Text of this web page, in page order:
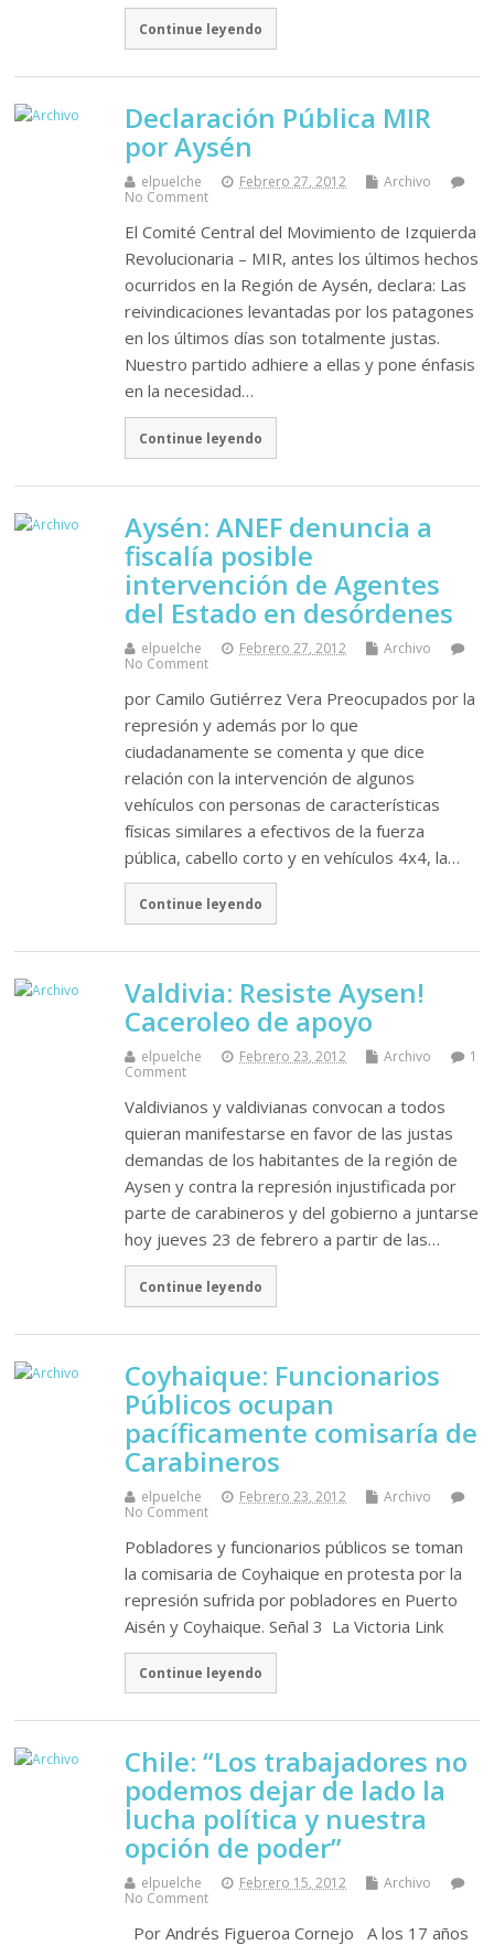
Continue leyendo
Declaración Pública MIR
por Aysén
elpuelche Febrero 27, 2012
Archivo
No Comment
El Comité Central del Movimiento de Izquierda
Revolucionaria – MIR, antes los últimos hechos
ocurridos en la Región de Aysén, declara: Las
reivindicaciones levantadas por los patagones
en los últimos días son totalmente justas.
Nuestro partido adhiere a ellas y pone énfasis
en la necesidad…
Continue leyendo
Aysén: ANEF denuncia a
fiscalía posible
intervención de Agentes
del Estado en desórdenes
elpuelche Febrero 27, 2012
Archivo
No Comment
por Camilo Gutiérrez Vera Preocupados por la
represión y además por lo que
ciudadanamente se comenta y que dice
relación con la intervención de algunos
vehículos con personas de características
físicas similares a efectivos de la fuerza
pública, cabello corto y en vehículos 4x4, la…
Continue leyendo
Valdivia: Resiste Aysen!
Caceroleo de apoyo
elpuelche Febrero 23, 2012 Archivo
1
Comment
Valdivianos y valdivianas convocan a todos
quieran manifestarse en favor de las justas
demandas de los habitantes de la región de
Aysen y contra la represión injustificada por
parte de carabineros y del gobierno a juntarse
hoy jueves 23 de febrero a partir de las…
Continue leyendo
Coyhaique: Funcionarios
Públicos ocupan
pacíficamente comisaría de
Carabineros
elpuelche Febrero 23, 2012
Archivo
No Comment
Pobladores y funcionarios públicos se toman
la comisaria de Coyhaique en protesta por la
represión sufrida por pobladores en Puerto
Aisén y Coyhaique. Señal 3 La Victoria Link
Continue leyendo
Chile: “Los trabajadores no
podemos dejar de lado la
lucha política y nuestra
opción de poder”
elpuelche Febrero 15, 2012
Archivo
No Comment
Por Andrés Figueroa Cornejo A los 17 años